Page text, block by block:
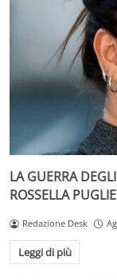
LA GUERRA
ROSSELLA
Redazione Desk
Leggi di più